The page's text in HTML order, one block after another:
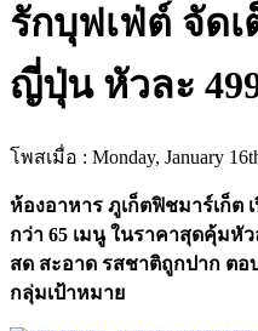
รักบุฟเฟ่ต์ จัด
ญี่ปุ่น หัวละ
โพสเมื่อ : Monday, January
ห้องอาหาร ภูเก็ตฟิชมาร์เก็ต
กว่า 65 เมนู ในราคาสุดคุ้มหั
สด สะอาด รสชาติถูกปาก ต
กลุ่มเป้าหมาย